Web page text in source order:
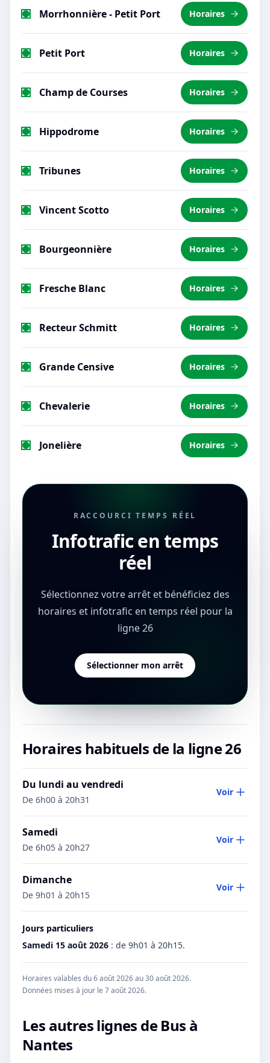
Morrhonnière - Petit Port Horaires
Petit Port Horaires
Champ de Courses Horaires
Hippodrome Horaires
Tribunes Horaires
Vincent Scotto Horaires
Bourgeonnière Horaires
Fresche Blanc Horaires
Recteur Schmitt Horaires
Grande Censive Horaires
Chevalerie Horaires
Jonelière Horaires
RACCOURCI TEMPS RÉEL
Infotrafic en temps
réel
Sélectionnez votre arrêt et bénéficiez des
horaires et infotrafic en temps réel pour la
ligne 26
Sélectionner mon arrêt
Horaires habituels de la ligne26
Du lundi au vendredi
De 6h00 à 20h31
Voir
Samedi
De 6h05 à 20h27
Voir
Dimanche
De 9h01 à 20h15
Voir
Jours particuliers
Samedi 15 août 2026 : de 9h01 à 20h15.
Horaires valables du 6 août 2026 au 30 août 2026.
Données mises à jour le 7 août 2026.
Les autres lignes deBus à
Nantes